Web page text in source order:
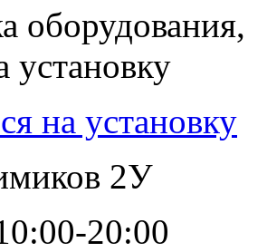
оборудования,
установку
на установку
2У
20:00